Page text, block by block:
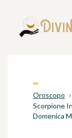
Oroscopo
Scorpione
Domenica